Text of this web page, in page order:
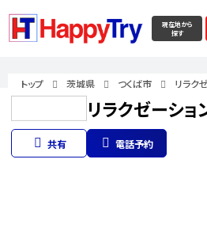
現在地から
探す
トップ 茨城県 つくば市 リラク
リラクゼーシ
共有 電話予約